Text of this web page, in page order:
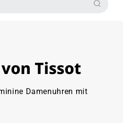
Tissot
Damenuhren mit